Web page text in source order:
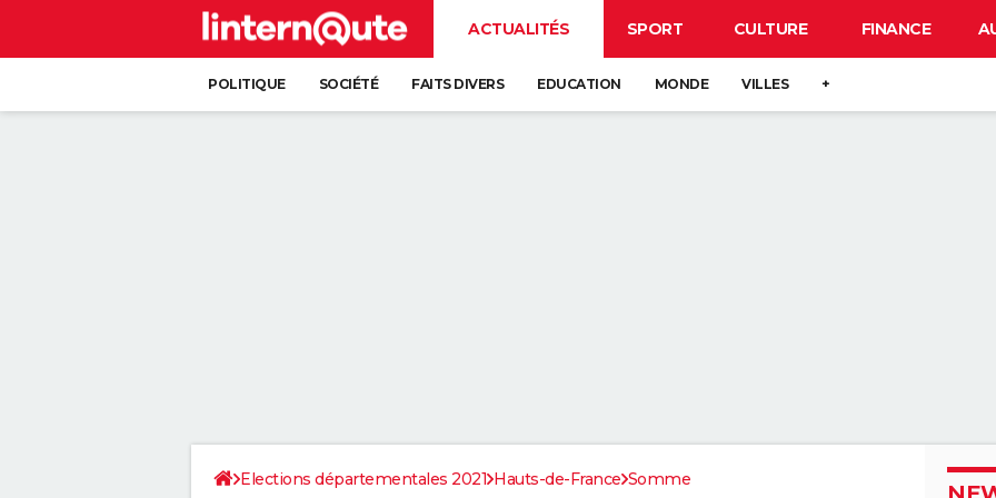
ACTUALITÉS SPORT CULTURE FINANCE
POLITIQUE SOCIÉTÉ FAITS DIVERS EDUCATION MONDE VILLES +
Elections départementales 2021 Hauts-de-France Somme